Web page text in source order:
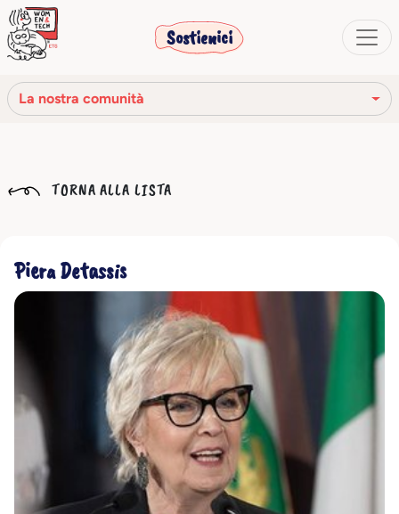
Sostienici
La nostra comunità
La nostra storia
Il nostro network
La nostra comunità
TORNA ALLA LISTA
Piera Detassis